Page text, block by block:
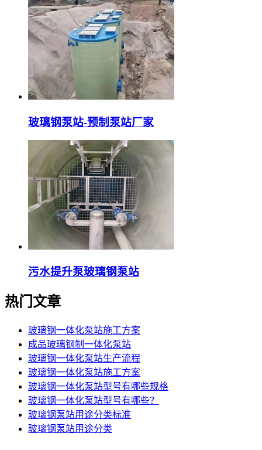
玻璃钢泵站-预制泵站厂家
污水提升泵玻璃钢泵站
热门文章
玻璃钢一体化泵站施工方案
成品玻璃钢制一体化泵站
玻璃钢一体化泵站生产流程
玻璃钢一体化泵站施工方案
玻璃钢一体化泵站型号有哪些规格
玻璃钢一体化泵站型号有哪些？
玻璃钢泵站用途分类标准
玻璃钢泵站用途分类